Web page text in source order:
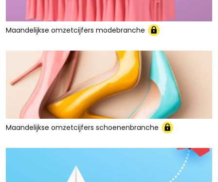
Maandelijkse omzetcijfers modebranche
Maandelijkse omzetcijfers schoenenbranche